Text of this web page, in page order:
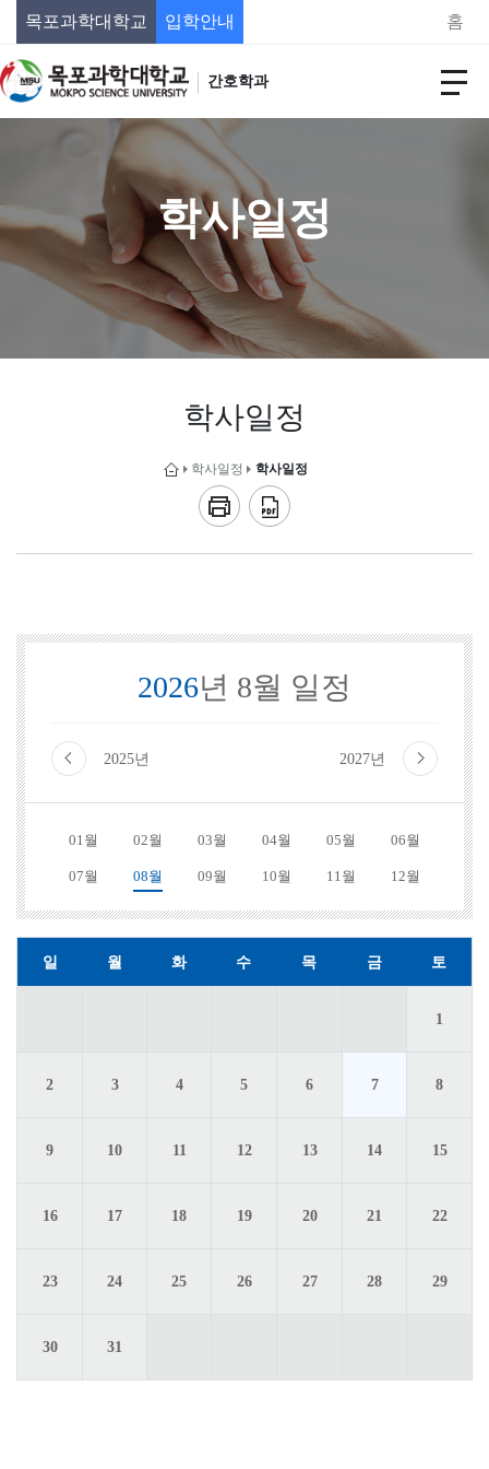
목포과학대학교 입학안내 홈
간호학과
학사일정
학사일정
학사일정 학사일정
2026년 8월 일정
2025년 2027년
01월 02월 03월 04월 05월 06월
07월 08월 09월 10월 11월 12월
1
2 3 4 5 6 7 8
9 10 11 12 13 14 15
16 17 18 19 20 21 22
23 24 25 26 27 28 29
30 31